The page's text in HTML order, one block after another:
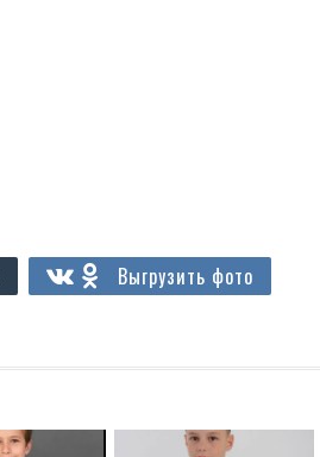
Выгрузить фото